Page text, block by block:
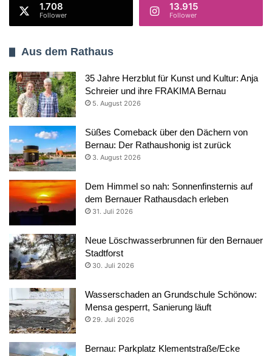
1.708
Follower
13.915
Follower
Aus dem Rathaus
35 Jahre Herzblut für Kunst und Kultur: Anja
Schreier und ihre FRAKIMA Bernau
5. August 2026
Süßes Comeback über den Dächern von
Bernau: Der Rathaushonig ist zurück
3. August 2026
Dem Himmel so nah: Sonnenfinsternis auf
dem Bernauer Rathausdach erleben
31. Juli 2026
Neue Löschwasserbrunnen für den Bernauer
Stadtforst
30. Juli 2026
Wasserschaden an Grundschule Schönow:
Mensa gesperrt, Sanierung läuft
29. Juli 2026
Bernau: Parkplatz Klementstraße/Ecke